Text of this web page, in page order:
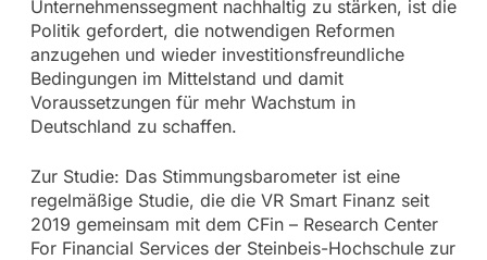
Unternehmenssegment nachhaltig zu stärken, ist die
Politik gefordert, die notwendigen Reformen
anzugehen und wieder investitionsfreundliche
Bedingungen im Mittelstand und damit
Voraussetzungen für mehr Wachstum in
Deutschland zu schaffen.
Zur Studie: Das Stimmungsbarometer ist eine
regelmäßige Studie, die die VR Smart Finanz seit
2019 gemeinsam mit dem CFin – Research Center
For Financial Services der Steinbeis-Hochschule zur